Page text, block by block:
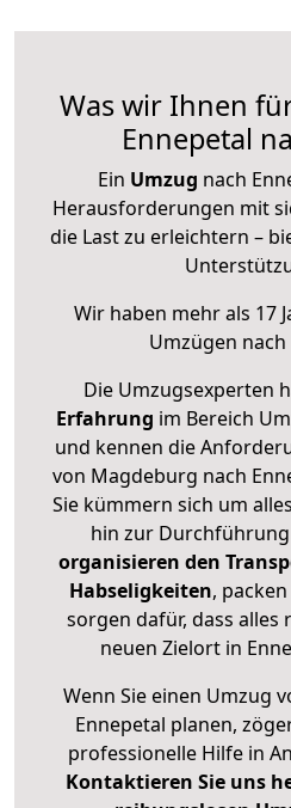
Was wir Ihnen
Ennepetal
Ein Umzug nach
Herausforderungen mit
die Last zu erleichtern –
Wir haben mehr als 17
Umzügen nach
Die Umzugsexperten
Erfahrung im Bereich
und kennen die
von Magdeburg nach
Sie kümmern sich um
hin zur
organisieren den
Habseligkeiten,
sorgen dafür, dass
neuen Zielort in
Wenn Sie einen Umzug
Ennepetal planen,
professionelle Hilfe in
Kontaktieren Sie uns